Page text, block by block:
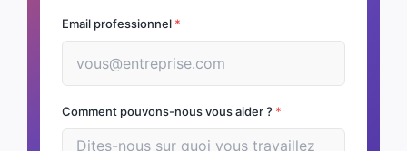
Email professionnel *
Comment pouvons-nous vous aider ? *